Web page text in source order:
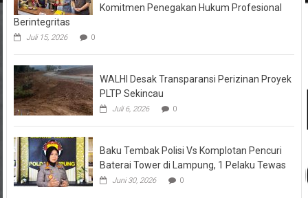
Komitmen Penegakan Hukum Profesional
Berintegritas
Juli 15, 2026 0
WALHI Desak Transparansi Perizinan Proyek
PLTP Sekincau
Juli 6, 2026 0
Baku Tembak Polisi Vs Komplotan Pencuri
Baterai Tower di Lampung, 1 Pelaku Tewas
Juni 30, 2026 0